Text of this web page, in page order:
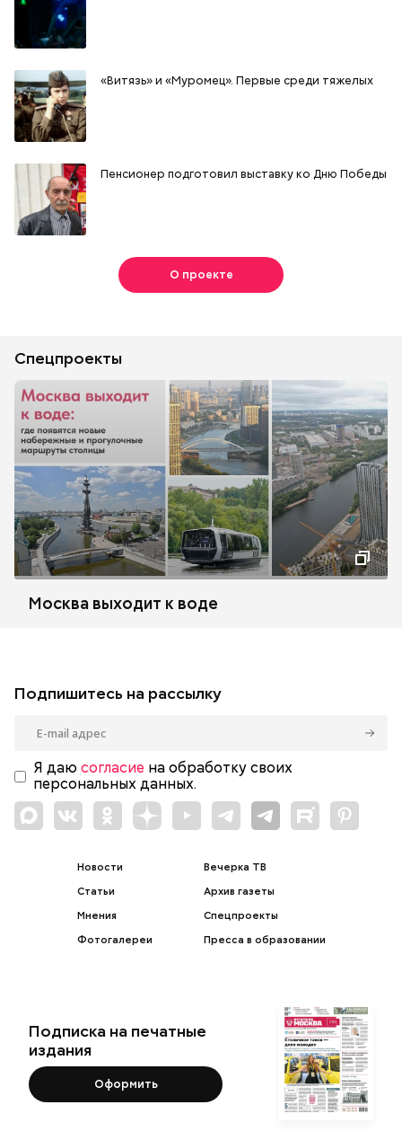
«Витязь» и «Муромец». Первые среди тяжелых
Пенсионер подготовил выставку ко Дню Победы
О проекте
Спецпроекты
Москва выходит к воде
Подпишитесь на рассылку
Я даю согласие на обработку своих
персональных данных.
Новости
Статьи
Мнения
Фотогалереи
Вечерка ТВ
Архив газеты
Спецпроекты
Пресса в образовании
Подписка на печатные
издания
Оформить